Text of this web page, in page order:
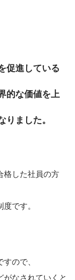
ました。
格した社員の方
です。
ので、
なされていくと